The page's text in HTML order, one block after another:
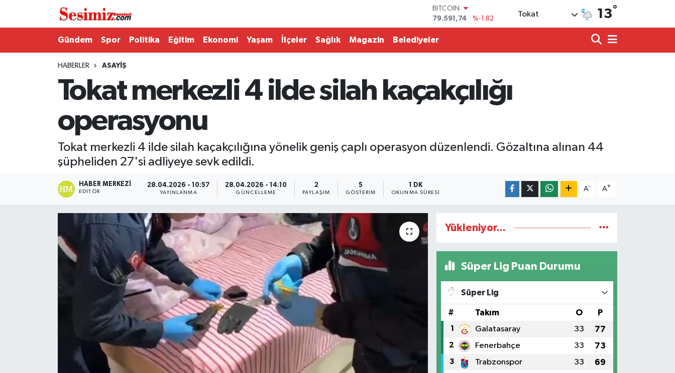
79.591,74
DOLAR
45,43620
%0.02
EURO
G.ALTIN
6862,09000
%0.19
BİST100
Tokat 13°
Gündem Spor Politika Eğitim Ekonomi Yaşam İlçeler Sağlık Magazin Belediyeler
HABERLER ASAYIŞ
Tokat merkezli 4 ilde silah kaçakçılığı
operasyonu
Tokat merkezli 4 ilde silah kaçakçılığına yönelik geniş çaplı operasyon düzenlendi. Gözaltına alınan 44
şüpheliden 27'si adliyeye sevk edildi.
HABER MERKEZI
EDITÖR
28.04.2026 - 10:57
YAYINLANMA
28.04.2026 - 14:10
GÜNCELLEME
2
PAYLAŞIM
5
GÖSTERIM
1 DK
OKUNMA SÜRESI
A- A+
Yükleniyor...
Süper Lig Puan Durumu
Süper Lig
# Takım O P
1 Galatasaray 33 77
2 Fenerbahçe 33 73
3 Trabzonspor 33 69
Magazin
Politika
Nöbetçi Eczaneler
Hava Durumu
Namaz Vakitleri
Trafik Durumu
Tüm Manşetler
Son Dakika Haberleri